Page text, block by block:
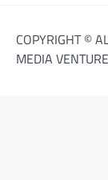
COPYRIGHT ©
MEDIA